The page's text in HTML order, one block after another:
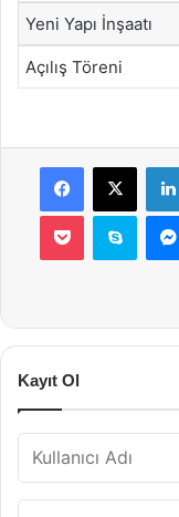
Yeni Yapı İnşaatı
Açılış Töreni
Facebook
X
Pocket Skype
Kayıt Ol